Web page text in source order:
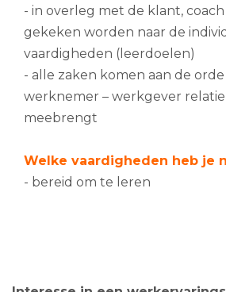
- in overleg met de klant,
gekeken worden naar de
vaardigheden (leerdoelen)
- alle zaken komen aan de
werknemer – werkgever
meebrengt
Welke vaardigheden heb je
- bereid om te leren